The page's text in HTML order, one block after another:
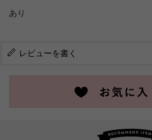
あり
レビューを書く